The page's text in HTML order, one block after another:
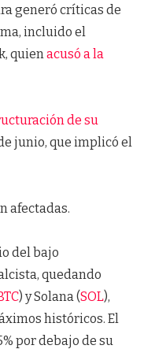
generó críticas de
incluido el
quienacusó a la
de su
junio, que implicó el
afectadas.
del bajo
quedando
) y Solana (SOL),
históricos. El
por debajo de su